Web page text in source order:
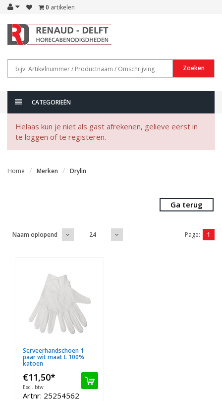
0 artikelen
Zoeken
CATEGORIEËN
Helaas kun je niet als gast afrekenen, gelieve eerst in
te loggen of te registeren.
Home Merken Drylin
Ga terug
Naam oplopend 24 Page: 1
Serveerhandschoen 1
paar wit maat L 100%
katoen
€11,50*
Excl. btw
Artnr: 25254562